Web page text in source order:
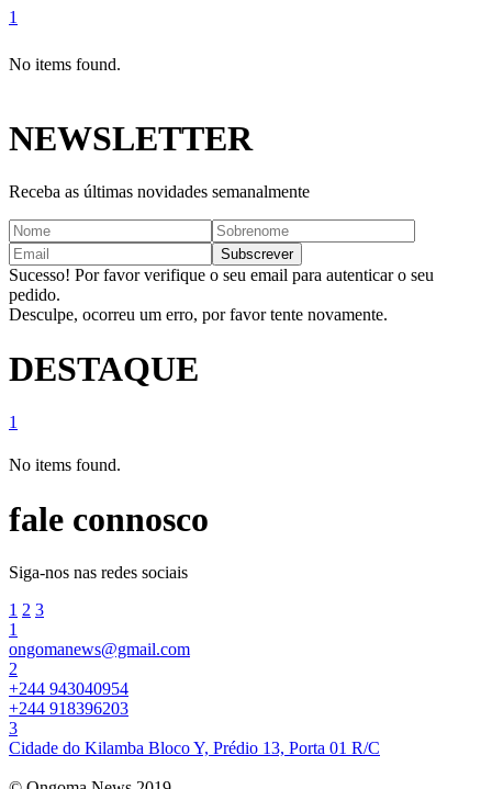
1
No items found.
NEWSLETTER
Receba as últimas novidades semanalmente
Sucesso! Por favor verifique o seu email para autenticar o seu
pedido.
Desculpe, ocorreu um erro, por favor tente novamente.
DESTAQUE
1
No items found.
fale connosco
Siga-nos nas redes sociais
1 2 3
1
ongomanews@gmail.com
2
+244 943040954
+244 918396203
3
Cidade do Kilamba Bloco Y, Prédio 13, Porta 01 R/C